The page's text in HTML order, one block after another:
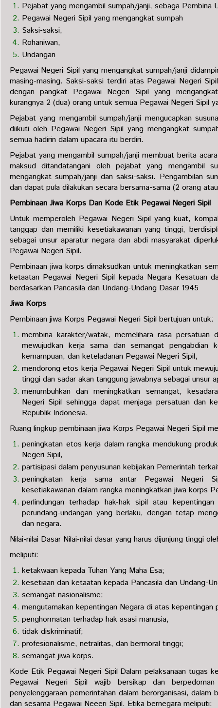
Pejabat yang mengambil sumpah/janji, sebaga Pembina
Pegawai Negeri Sipil yang mengangkat sumpah
Saksi-saksi,
Rohaniwan,
Undangan
Pegawai Negeri Sipil yang mengangkat sumpah/janji
masing-masing. Saksi-saksi terdiri atas Pegawai Negeri
dengan pangkat Pegawai Negeri Sipil yang
kurangnya 2 (dua) orang untuk semua Pegawai Negeri Sipil
Pejabat yang mengambil sumpah/janji mengucapkan
diikuti oleh Pegawai Negeri Sipil yang mengangkat
semua hadirin dalam upacara itu berdiri.
Pejabat yang mengambil sumpah/janji membuat berita
maksud ditandatangani oleh pejabat yang mengambil
mengangkat sumpah/janji dan saksi-saksi. Pengambilan
dan dapat pula dilakukan secara bersama-sama (2 orang
Pembinaan Jiwa Korps Dan Kode Etik Pegawai Negeri Sipil
Untuk memperoleh Pegawai Negeri Sipil yang kuat,
tanggap dan memiliki kesetiakawanan yang tinggi,
sebagai unsur aparatur negara dan abdi masyarakat
Pegawai Negeri Sipil.
Pembinaan jiwa korps dimaksudkan untuk meningkatkan
ketaatan Pegawai Negeri Sipil kepada Negara Kesatuan
berdasarkan Pancasila dan Undang-Undang Dasar 1945
Jiwa Korps
Pembinaan jiwa Korps Pegawai Negeri Sipil bertujuan untuk:
membina karakter/watak, memelihara rasa persatuan
mewujudkan kerja sama dan semangat pengabdian
kemampuan, dan keteladanan Pegawai Negeri Sipil,
mendorong etos kerja Pegawai Negeri Sipil untuk
tinggi dan sadar akan tanggung jawabnya sebagai unsur
menumbuhkan dan meningkatkan semangat,
Negeri Sipil sehingga dapat menjaga persatuan dan
Republik Indonesia.
Ruang lingkup pembinaan jiwa Korps Pegawai Negeri Sipil
peningkatan etos kerja dalam rangka mendukung
Negeri Sipil,
partisipasi dalam penyusunan kebijakan Pemerintah
peningkatan kerja sama antar Pegawai Negeri
kesetiakawanan dalam rangka meningkatkan jiwa korps
perlindungan terhadap hak-hak sipil atau
perundang-undangan yang berlaku, dengan tetap
dan negara.
Nilai-nilai Dasar Nilai-nilai dasar yang harus dijunjung tinggi
meliputi:
ketakwaan kepada Tuhan Yang Maha Esa;
kesetiaan dan ketaatan kepada Pancasila dan Undang-
semangat nasionalisme;
mengutamakan kepentingan Negara di atas kepentingan
penghormatan terhadap hak asasi manusia;
tidak diskriminatif;
profesionalisme, netralitas, dan bermoral tinggi;
semangat jiwa korps.
Kode Etik Pegawai Negeri Sipil Dalam pelaksanaan tugas
Pegawai Negeri Sipil wajib bersikap dan
penyelenggaraan pemerintahan dalam berorganisasi,
dan sesama Pegawai Neeeri Sipil. Etika bernegara meliputi: